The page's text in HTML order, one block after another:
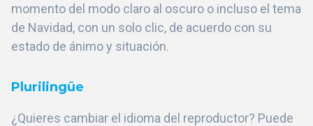
momento del modo claro al oscuro o incluso el tema
de Navidad, con un solo clic, de acuerdo con su
estado de ánimo y situación.
Plurilingüe
¿Quieres cambiar el idioma del reproductor? Puede